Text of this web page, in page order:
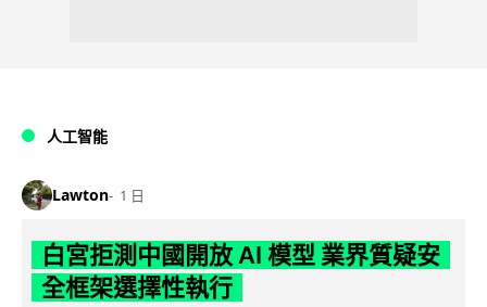
人工智能
Lawton 1 日
白宮拒測中國開放 AI 模型 業界質疑安
全框架選擇性執行